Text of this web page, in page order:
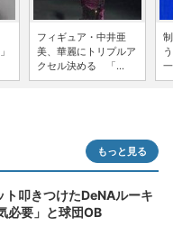
フィギュア・中井亜
美、華麗にトリプルア
クセル決める 「...
もっと見る
叩きつけたDeNAルーキ
必要」と球団OB